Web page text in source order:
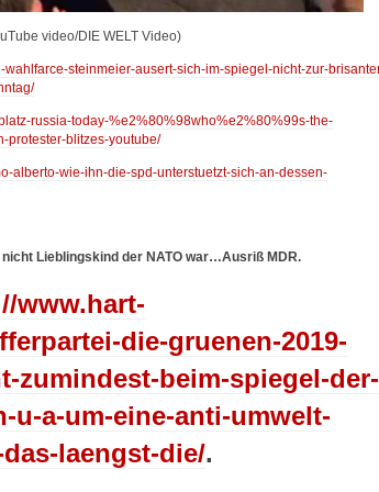
video/DIE WELT Video)
steinmeier-ausert-sich-im-spiegel-nicht-zur-
russia-today-%e2%80%98who%e2%80%99s-the-
protester-blitzes-youtube/
alberto-wie-ihn-die-spd-unterstuetzt-sich-an-dessen-
Lieblingskind der NATO war…Ausriß MDR.
www.hart-
die-gruenen-2019-
zumindest-beim-spiegel-der-
u-a-um-eine-anti-umwelt-
laengst-die/.